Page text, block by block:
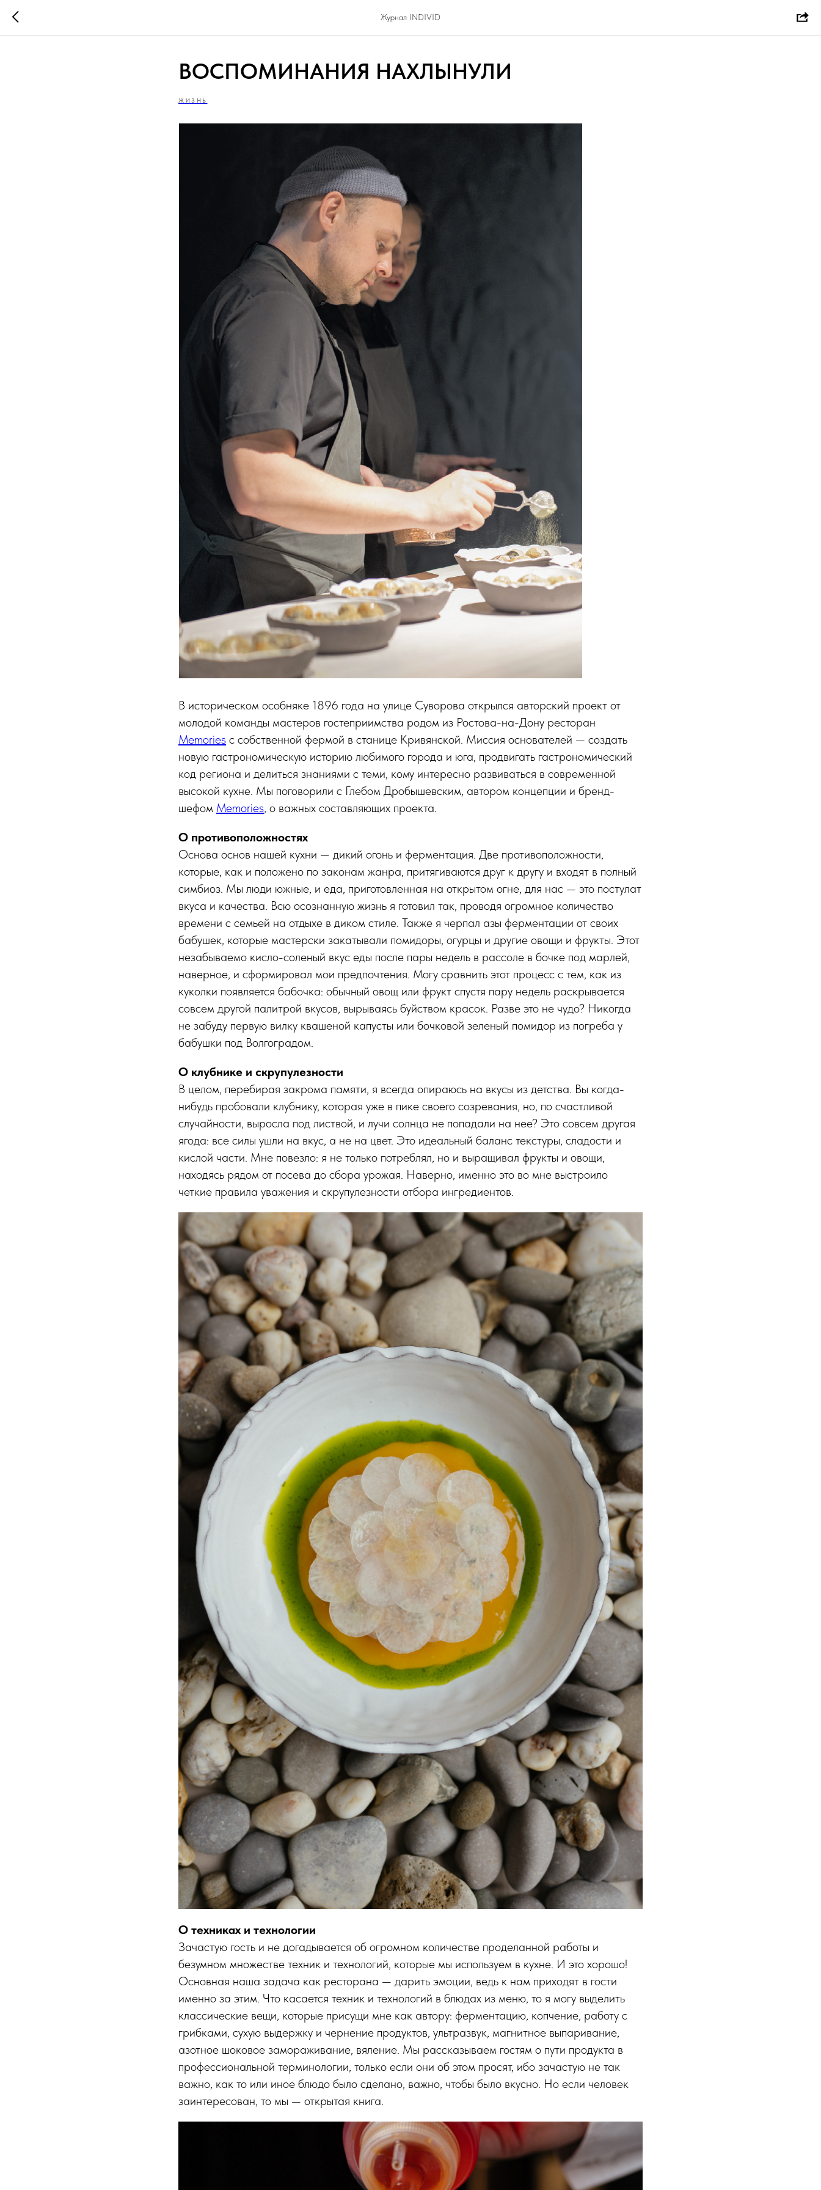
Журнал INDIVID
ВОСПОМИНАНИЯ НАХЛЫНУЛИ
ЖИЗНЬ
В историческом особняке 1896 года на улице Суворова открылся авторский проект от
молодой команды мастеров гостеприимства родом из Ростова-на-Дону ресторан
Memories с собственной фермой в станице Кривянской. Миссия основателей — создать
новую гастрономическую историю любимого города и юга, продвигать гастрономический
код региона и делиться знаниями с теми, кому интересно развиваться в современной
высокой кухне. Мы поговорили с Глебом Дробышевским, автором концепции и бренд-
шефом Memories, о важных составляющих проекта.
О противоположностях
Основа основ нашей кухни — дикий огонь и ферментация. Две противоположности,
которые, как и положено по законам жанра, притягиваются друг к другу и входят в полный
симбиоз. Мы люди южные, и еда, приготовленная на открытом огне, для нас — это постулат
вкуса и качества. Всю осознанную жизнь я готовил так, проводя огромное количество
времени с семьей на отдыхе в диком стиле. Также я черпал азы ферментации от своих
бабушек, которые мастерски закатывали помидоры, огурцы и другие овощи и фрукты. Этот
незабываемо кисло-соленый вкус еды после пары недель в рассоле в бочке под марлей,
наверное, и сформировал мои предпочтения. Могу сравнить этот процесс с тем, как из
куколки появляется бабочка: обычный овощ или фрукт спустя пару недель раскрывается
совсем другой палитрой вкусов, вырываясь буйством красок. Разве это не чудо? Никогда
не забуду первую вилку квашеной капусты или бочковой зеленый помидор из погреба у
бабушки под Волгоградом.
О клубнике и скрупулезности
В целом, перебирая закрома памяти, я всегда опираюсь на вкусы из детства. Вы когда-
нибудь пробовали клубнику, которая уже в пике своего созревания, но, по счастливой
случайности, выросла под листвой, и лучи солнца не попадали на нее? Это совсем другая
ягода: все силы ушли на вкус, а не на цвет. Это идеальный баланс текстуры, сладости и
кислой части. Мне повезло: я не только потреблял, но и выращивал фрукты и овощи,
находясь рядом от посева до сбора урожая. Наверно, именно это во мне выстроило
четкие правила уважения и скрупулезности отбора ингредиентов.
О техниках и технологии
Зачастую гость и не догадывается об огромном количестве проделанной работы и
безумном множестве техник и технологий, которые мы используем в кухне. И это хорошо!
Основная наша задача как ресторана — дарить эмоции, ведь к нам приходят в гости
именно за этим. Что касается техник и технологий в блюдах из меню, то я могу выделить
классические вещи, которые присущи мне как автору: ферментацию, копчение, работу с
грибками, сухую выдержку и чернение продуктов, ультразвук, магнитное выпаривание,
азотное шоковое замораживание, вяление. Мы рассказываем гостям о пути продукта в
профессиональной терминологии, только если они об этом просят, ибо зачастую не так
важно, как то или иное блюдо было сделано, важно, чтобы было вкусно. Но если человек
заинтересован, то мы — открытая книга.